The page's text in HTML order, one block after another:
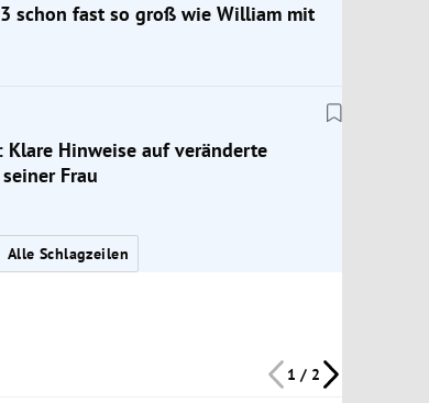
auf veränderte
schon fast so groß wie William mit
Hinweise auf veränderte
Frau
Alle Schlagzeilen
1 / 2